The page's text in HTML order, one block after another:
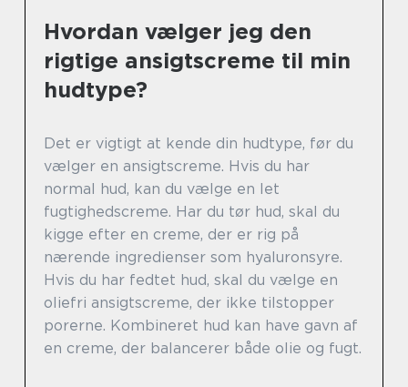
Hvordan vælger jeg den
rigtige ansigtscreme til min
hudtype?
Det er vigtigt at kende din hudtype, før du
vælger en ansigtscreme. Hvis du har
normal hud, kan du vælge en let
fugtighedscreme. Har du tør hud, skal du
kigge efter en creme, der er rig på
nærende ingredienser som hyaluronsyre.
Hvis du har fedtet hud, skal du vælge en
oliefri ansigtscreme, der ikke tilstopper
porerne. Kombineret hud kan have gavn af
en creme, der balancerer både olie og fugt.